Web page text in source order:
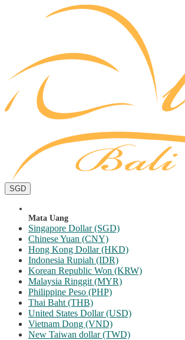
SGD
Mata Uang
Singapore Dollar (SGD)
Chinese Yuan (CNY)
Hong Kong Dollar (HKD)
Indonesia Rupiah (IDR)
Korean Republic Won (KRW)
Malaysia Ringgit (MYR)
Philippine Peso (PHP)
Thai Baht (THB)
United States Dollar (USD)
Vietnam Dong (VND)
New Taiwan dollar (TWD)